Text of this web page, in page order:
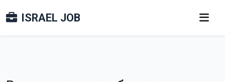
ISRAEL JOB